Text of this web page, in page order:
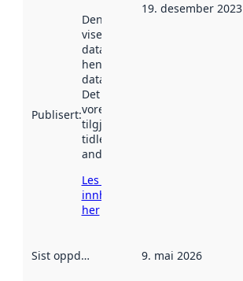
Publisert:
Denne datoen
viser når
datasettet vart
henta inn av
data.norge.no.
Det kan ha
vore
tilgjengeleg
tidlegare
andre stader.
Les meir om
innhenting
her
19. desember 2023
Sist oppdatert 9. mai 2026